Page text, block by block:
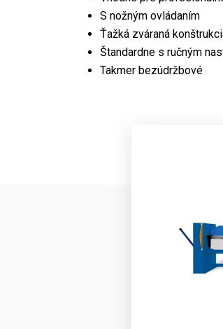
S nožným ovládaním
Ťažká zváraná
Štandardne s ručným
Takmer bezúdržbové